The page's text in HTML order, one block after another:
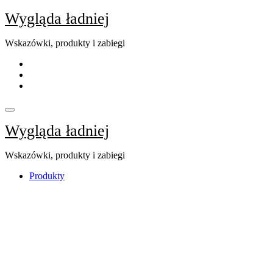
Skip
to
Wygląda ładniej
Wskazówki, produkty i zabiegi
Wygląda ładniej
Wskazówki, produkty i zabiegi
Produkty